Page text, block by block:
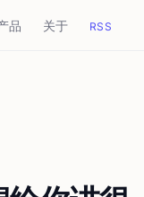
品 关于 RSS